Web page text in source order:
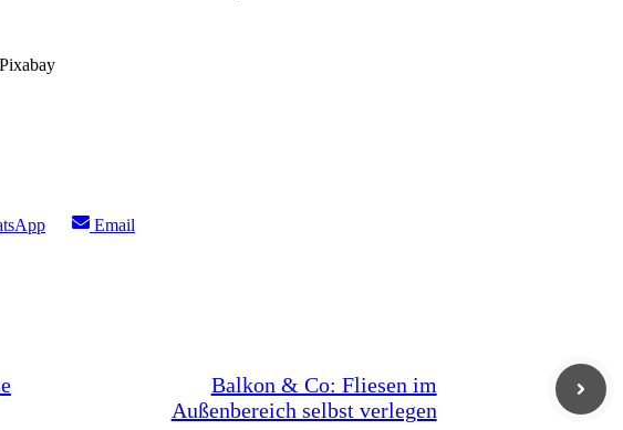
Share
Email
Balkon & Co: Fliesen im
Außenbereich selbst verlegen